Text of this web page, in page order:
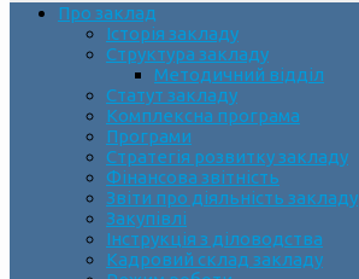
Про заклад
Історія закладу
Структура закладу
Методичний відділ
Статут закладу
Комплексна програма
Програми
Стратегія розвитку закладу
Фінансова звітність
Звіти про діяльність закладу
Закупівлі
Інструкція з діловодства
Кадровий склад закладу